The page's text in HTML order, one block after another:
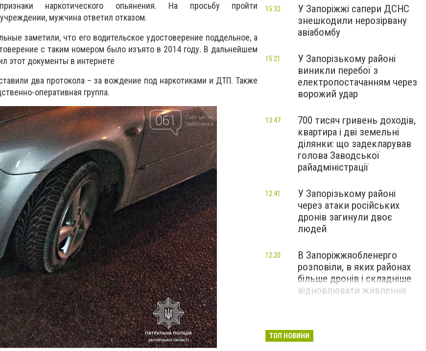
наркотического опьянения. На просьбу пройти
мужчина ответил отказом.
заметили, что его водительское удостоверение поддельное, а
с таким номером было изъято в 2014 году. В дальнейшем
этот документы в интернете
два протокола – за вождение под наркотиками и ДТП. Также
оперативная группа.
У Запоріжжі сапери ДСНС
знешкодили нерозірвану
авіабомбу
15:32
У Запорізькому районі
виникли перебої з
електропостачанням через
ворожий удар
15:21
700 тисяч гривень доходів,
квартира і дві земельні
ділянки: що задекларував
голова Заводської
райадміністрації
13:47
У Запорізькому районі
через атаки російських
дронів загинули двоє
людей
12:41
В Запоріжжяобленерго
розповіли, в яких районах
більше дронів і складніше
відновлювати живлення
12:20
ТОП НОВИНИ